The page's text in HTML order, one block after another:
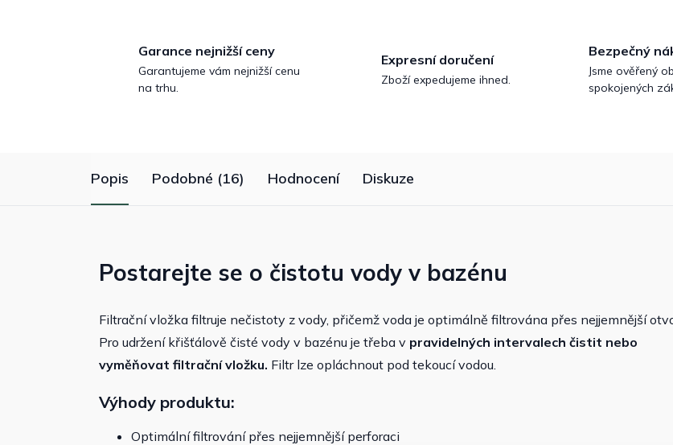
Garance nejnižší ceny
Garantujeme vám nejnižší cenu
na trhu.
Expresní doručení
Zboží expedujeme ihned.
Bezpečný
Jsme ověřený
spokojených
Popis Podobné (16) Hodnocení Diskuze
Postarejte se o čistotu vody v bazénu
Filtrační vložka filtruje nečistoty z vody, přičemž voda je optimálně filtrována přes nejjemnější
Pro udržení křišťálově čisté vody v bazénu je třeba v pravidelných intervalech čistit nebo
vyměňovat filtrační vložku. Filtr lze opláchnout pod tekoucí vodou.
Výhody produktu:
Optimální filtrování přes nejjemnější perforaci